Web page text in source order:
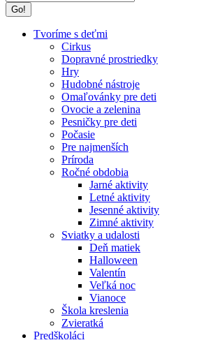
Tvoríme s deťmi
Cirkus
Dopravné prostriedky
Hry
Hudobné nástroje
Omaľovánky pre deti
Ovocie a zelenina
Pesničky pre deti
Počasie
Pre najmenších
Príroda
Ročné obdobia
Jarné aktivity
Letné aktivity
Jesenné aktivity
Zimné aktivity
Sviatky a udalosti
Deň matiek
Halloween
Valentín
Veľká noc
Vianoce
Škola kreslenia
Zvieratká
Predškoláci